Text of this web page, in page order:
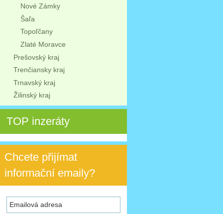
Nové Zámky
Šaľa
Topoľčany
Zlaté Moravce
Prešovský kraj
Trenčiansky kraj
Trnavský kraj
Žilinský kraj
TOP inzeráty
Chcete přijímat
informační emaily?